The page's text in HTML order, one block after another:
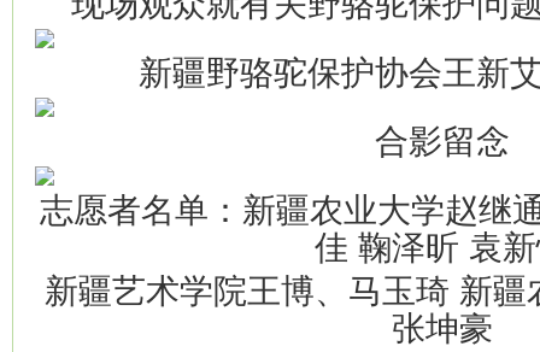
新疆野骆驼保护协会王新
合影留念
志愿者名单：新疆农业大学赵继
佳 鞠泽昕 袁
新疆艺术学院王博、马玉琦 新
张坤豪